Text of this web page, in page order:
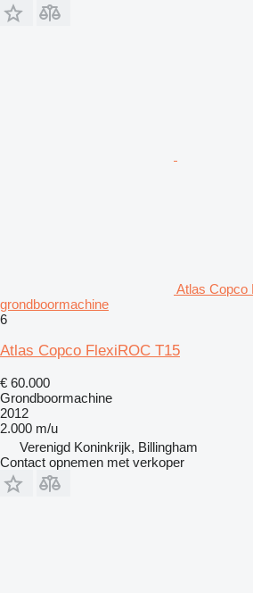
Atlas Copco
grondboormachine
6
Atlas Copco FlexiROC T15
€ 60.000
Grondboormachine
2012
2.000 m/u
Verenigd Koninkrijk, Billingham
Contact opnemen met verkoper